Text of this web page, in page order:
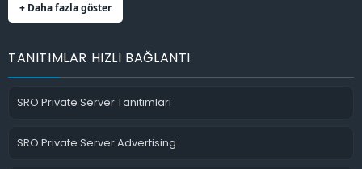
+ Daha fazla göster
TANITIMLAR HIZLI BAĞLANTI
SRO Private Server Tanıtımları
SRO Private Server Advertising